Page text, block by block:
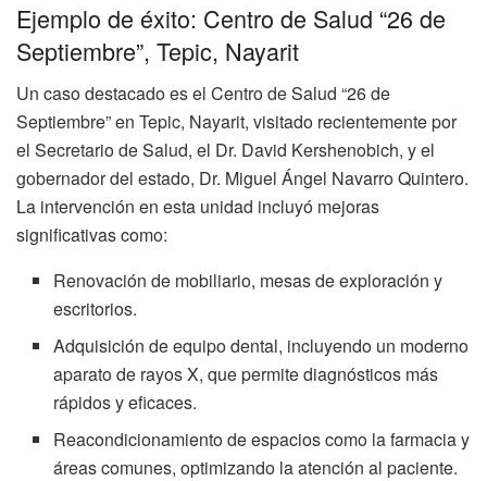
Ejemplo de éxito: Centro de Salud “26 de
Septiembre”, Tepic, Nayarit
Un caso destacado es el Centro de Salud “26 de
Septiembre” en Tepic, Nayarit, visitado recientemente por
el Secretario de Salud, el Dr. David Kershenobich, y el
gobernador del estado, Dr. Miguel Ángel Navarro Quintero.
La intervención en esta unidad incluyó mejoras
significativas como:
Renovación de mobiliario, mesas de exploración y
escritorios.
Adquisición de equipo dental, incluyendo un moderno
aparato de rayos X, que permite diagnósticos más
rápidos y eficaces.
Reacondicionamiento de espacios como la farmacia y
áreas comunes, optimizando la atención al paciente.